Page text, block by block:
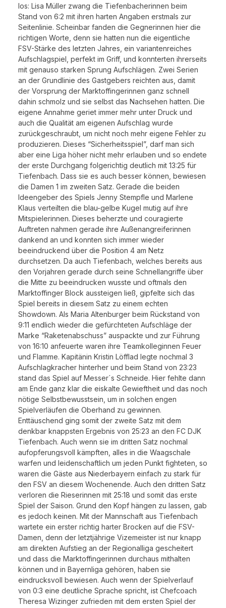
los: Lisa Müller zwang die Tiefenbacherinnen beim
Stand von 6:2 mit ihren harten Angaben erstmals zur
Seitenlinie. Scheinbar fanden die Gegnerinnen hier die
richtigen Worte, denn sie hatten nun die eigentliche
FSV-Stärke des letzten Jahres, ein variantenreiches
Aufschlagspiel, perfekt im Griff, und konnterten ihrerseits
mit genauso starken Sprung Aufschlägen. Zwei Serien
an der Grundlinie des Gastgebers reichten aus, damit
der Vorsprung der Marktoffingerinnen ganz schnell
dahin schmolz und sie selbst das Nachsehen hatten. Die
eigene Annahme geriet immer mehr unter Druck und
auch die Qualität am eigenen Aufschlag wurde
zurückgeschraubt, um nicht noch mehr eigene Fehler zu
produzieren. Dieses “Sicherheitsspiel”, darf man sich
aber eine Liga höher nicht mehr erlauben und so endete
der erste Durchgang folgerichtig deutlich mit 13:25 für
Tiefenbach. Dass sie es auch besser können, bewiesen
die Damen 1 im zweiten Satz. Gerade die beiden
Ideengeber des Spiels Jenny Stempfle und Marlene
Klaus verteilten die blau-gelbe Kugel mutig auf ihre
Mitspielerinnen. Dieses beherzte und couragierte
Auftreten nahmen gerade ihre Außenangreiferinnen
dankend an und konnten sich immer wieder
beeindruckend über die Position 4 am Netz
durchsetzen. Da auch Tiefenbach, welches bereits aus
den Vorjahren gerade durch seine Schnellangriffe über
die Mitte zu beeindrucken wusste und oftmals den
Marktoffinger Block aussteigen ließ, gipfelte sich das
Spiel bereits in diesem Satz zu einem echten
Showdown. Als Maria Altenburger beim Rückstand von
9:11 endlich wieder die gefürchteten Aufschläge der
Marke “Raketenabschuss” auspackte und zur Führung
von 16:10 anfeuerte waren ihre Teamkolleginnen Feuer
und Flamme. Kapitänin Kristin Löfflad legte nochmal 3
Aufschlagkracher hinterher und beim Stand von 23:23
stand das Spiel auf Messer´s Schneide. Hier fehlte dann
am Ende ganz klar die eiskalte Gewieftheit und das noch
nötige Selbstbewusstsein, um in solchen engen
Spielverläufen die Oberhand zu gewinnen.
Enttäuschend ging somit der zweite Satz mit dem
denkbar knappsten Ergebnis von 25:23 an den FC DJK
Tiefenbach. Auch wenn sie im dritten Satz nochmal
aufopferungsvoll kämpften, alles in die Waagschale
warfen und leidenschaftlich um jeden Punkt fighteten, so
waren die Gäste aus Niederbayern einfach zu stark für
den FSV an diesem Wochenende. Auch den dritten Satz
verloren die Rieserinnen mit 25:18 und somit das erste
Spiel der Saison. Grund den Kopf hängen zu lassen, gab
es jedoch keinen. Mit der Mannschaft aus Tiefenbach
wartete ein erster richtig harter Brocken auf die FSV-
Damen, denn der letztjährige Vizemeister ist nur knapp
am direkten Aufstieg an der Regionalliga gescheitert
und dass die Marktoffingerinnen durchaus mithalten
können und in Bayernliga gehören, haben sie
eindrucksvoll bewiesen. Auch wenn der Spielverlauf
von 0:3 eine deutliche Sprache spricht, ist Chefcoach
Theresa Wizinger zufrieden mit dem ersten Spiel der